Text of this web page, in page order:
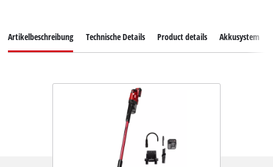
Artikelbeschreibung Technische Details Product details Akkusystem